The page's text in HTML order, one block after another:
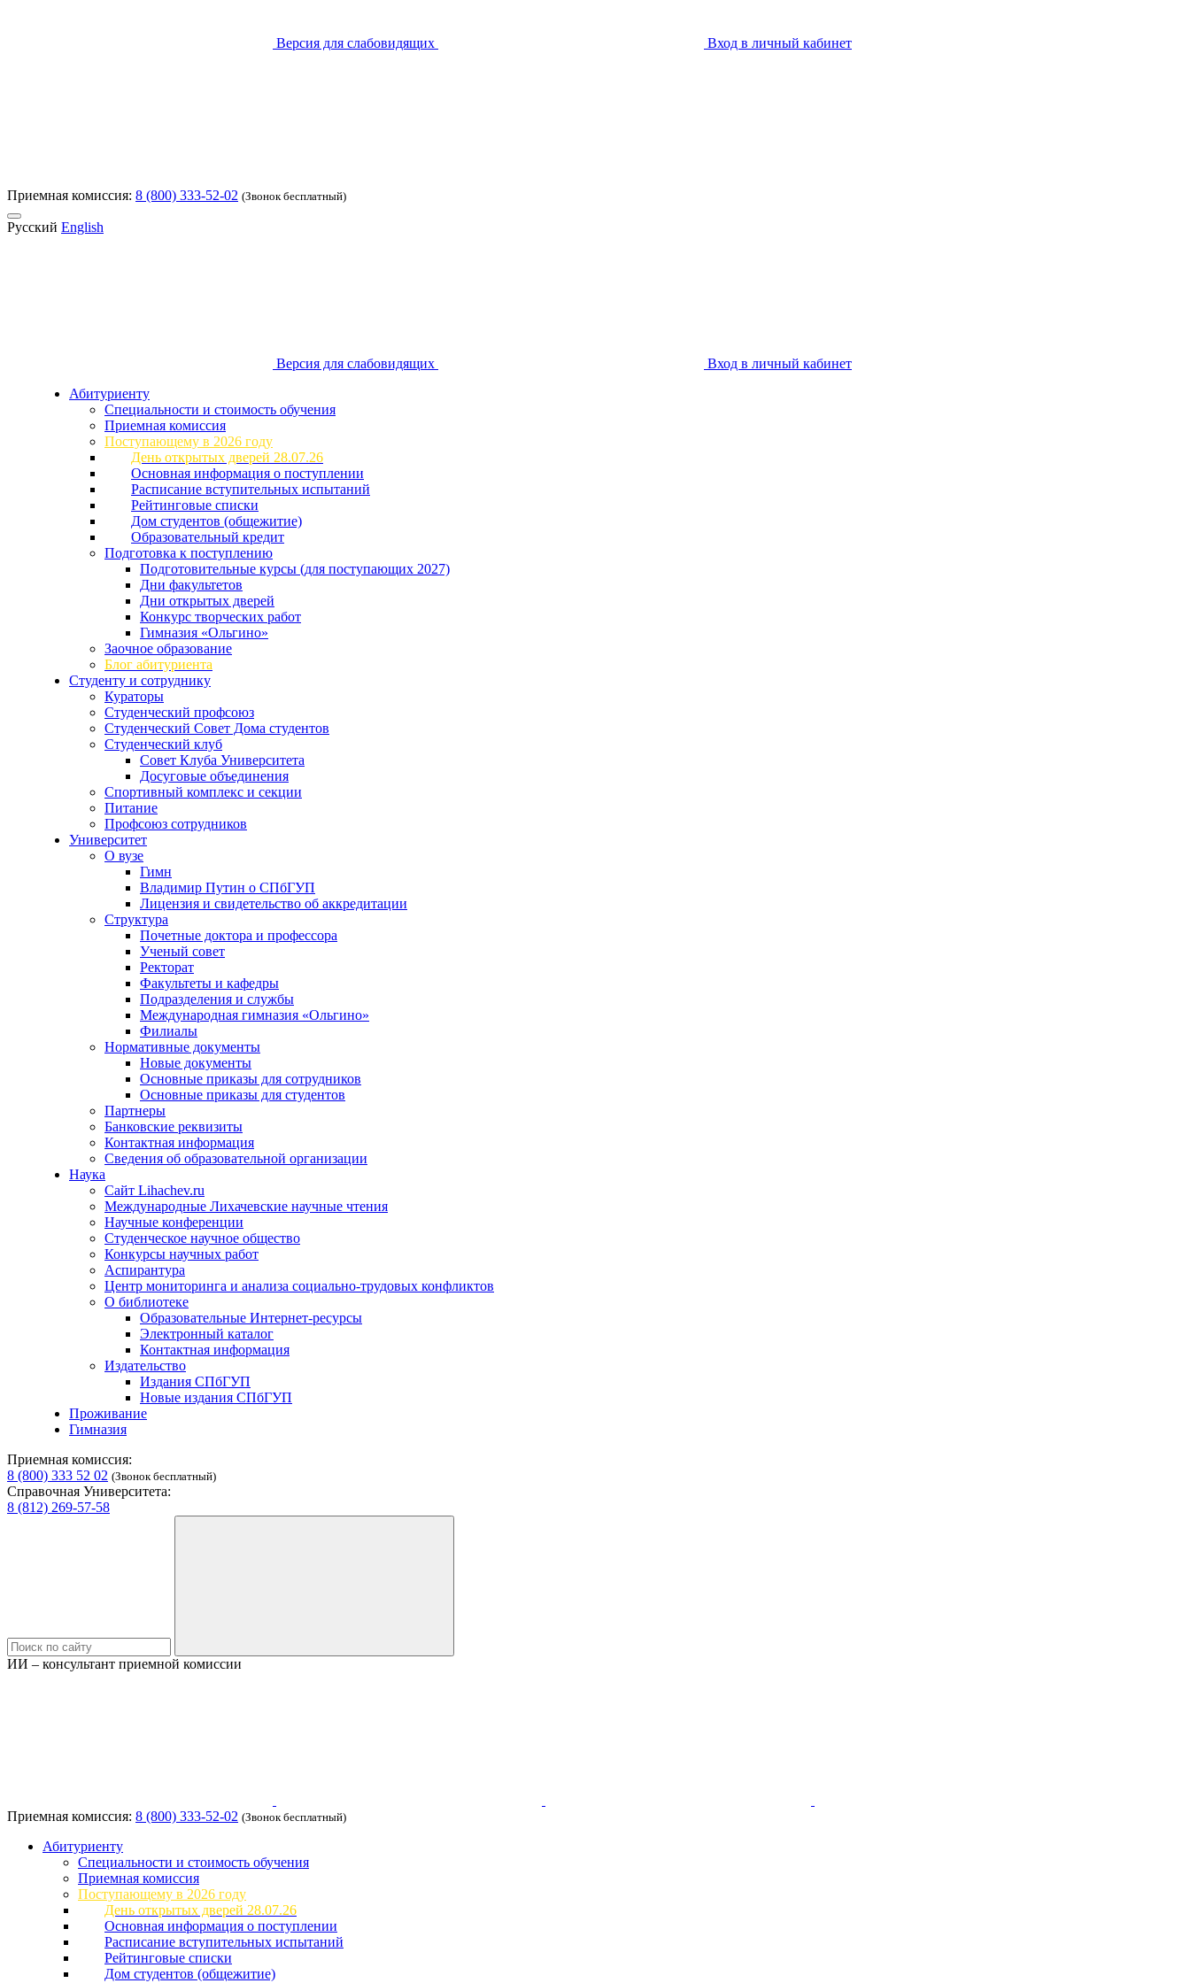
Версия для слабовидящих Вход в личный кабинет
Приемная комиссия: 8 (800) 333-52-02 (Звонок бесплатный)
Русский English
Версия для слабовидящих
Вход в личный кабинет
Абитуриенту
Специальности и стоимость обучения
Приемная комиссия
Поступающему в 2026 году
День открытых дверей 28.07.26
Основная информация о поступлении
Расписание вступительных испытаний
Рейтинговые списки
Дом студентов (общежитие)
Образовательный кредит
Подготовка к поступлению
Подготовительные курсы (для поступающих 2027)
Дни факультетов
Дни открытых дверей
Конкурс творческих работ
Гимназия «Ольгино»
Заочное образование
Блог абитуриента
Студенту и сотруднику
Кураторы
Студенческий профсоюз
Студенческий Совет Дома студентов
Студенческий клуб
Совет Клуба Университета
Досуговые объединения
Спортивный комплекс и секции
Питание
Профсоюз сотрудников
Университет
О вузе
Гимн
Владимир Путин о СПбГУП
Лицензия и свидетельство об аккредитации
Структура
Почетные доктора и профессора
Ученый совет
Ректорат
Факультеты и кафедры
Подразделения и службы
Международная гимназия «Ольгино»
Филиалы
Нормативные документы
Новые документы
Основные приказы для сотрудников
Основные приказы для студентов
Партнеры
Банковские реквизиты
Контактная информация
Сведения об образовательной организации
Наука
Сайт Lihachev.ru
Международные Лихачевские научные чтения
Научные конференции
Студенческое научное общество
Конкурсы научных работ
Аспирантура
Центр мониторинга и анализа социально-трудовых конфликтов
О библиотеке
Образовательные Интернет-ресурсы
Электронный каталог
Контактная информация
Издательство
Издания СПбГУП
Новые издания СПбГУП
Проживание
Гимназия
Приемная комиссия:
8 (800) 333 52 02 (Звонок бесплатный)
Справочная Университета:
8 (812) 269-57-58
ИИ – консультант приемной комиссии
Приемная комиссия: 8 (800) 333-52-02 (Звонок бесплатный)
Абитуриенту
Специальности и стоимость обучения
Приемная комиссия
Поступающему в 2026 году
День открытых дверей 28.07.26
Основная информация о поступлении
Расписание вступительных испытаний
Рейтинговые списки
Дом студентов (общежитие)